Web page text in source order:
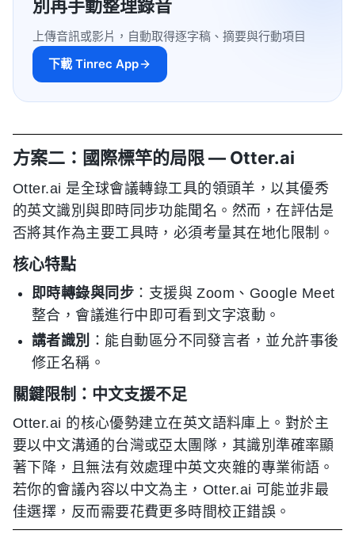
別再手動整理錄音
上傳音訊或影片，自動取得逐字稿、摘要與行動項目
下載 Tinrec App
方案二：國際標竿的局限 — Otter.ai
Otter.ai 是全球會議轉錄工具的領頭羊，以其優秀
的英文識別與即時同步功能聞名。然而，在評估是
否將其作為主要工具時，必須考量其在地化限制。
核心特點
即時轉錄與同步 ：支援與 Zoom、Google Meet
整合，會議進行中即可看到文字滾動。
講者識別
：能自動區分不同發言者，並允許事後
修正名稱。
關鍵限制：中文支援不足
Otter.ai 的核心優勢建立在英文語料庫上。對於主
要以中文溝通的台灣或亞太團隊，其識別準確率顯
著下降，且無法有效處理中英文夾雜的專業術語。
若你的會議內容以中文為主，Otter.ai 可能並非最
佳選擇，反而需要花費更多時間校正錯誤。